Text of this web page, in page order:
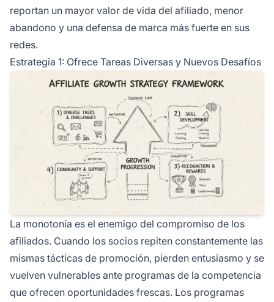
reportan un mayor valor de vida del afiliado, menor
abandono y una defensa de marca más fuerte en sus
redes.
Estrategia 1: Ofrece Tareas Diversas y Nuevos Desafíos
La monotonía es el enemigo del compromiso de los
afiliados. Cuando los socios repiten constantemente las
mismas tácticas de promoción, pierden entusiasmo y se
vuelven vulnerables ante programas de la competencia
que ofrecen oportunidades frescas. Los programas